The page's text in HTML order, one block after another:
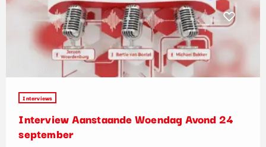
Interviews
Interview Aanstaande Woendag Avond 24
september